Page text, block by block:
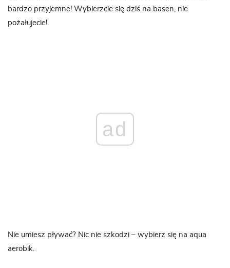
bardzo przyjemne! Wybierzcie się dziś na basen, nie
pożałujecie!
ad
Nie umiesz pływać? Nic nie szkodzi – wybierz się na aqua
aerobik.